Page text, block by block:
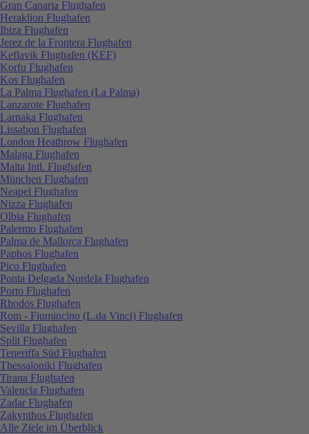
Gran Canaria Flughafen
Heraklion Flughafen
Ibiza Flughafen
Jerez de la Frontera Flughafen
Keflavik Flughafen (KEF)
Korfu Flughafen
Kos Flughafen
La Palma Flughafen (La Palma)
Lanzarote Flughafen
Larnaka Flughafen
Lissabon Flughafen
London Heathrow Flughafen
Malaga Flughafen
Malta Intl. Flughafen
München Flughafen
Neapel Flughafen
Nizza Flughafen
Olbia Flughafen
Palermo Flughafen
Palma de Mallorca Flughafen
Paphos Flughafen
Pico Flughafen
Ponta Delgada Nordela Flughafen
Porto Flughafen
Rhodos Flughafen
Rom - Fiumincino (L.da Vinci) Flughafen
Sevilla Flughafen
Split Flughafen
Teneriffa Süd Flughafen
Thessaloniki Flughafen
Tirana Flughafen
Valencia Flughafen
Zadar Flughafen
Zakynthos Flughafen
Alle Ziele im Überblick